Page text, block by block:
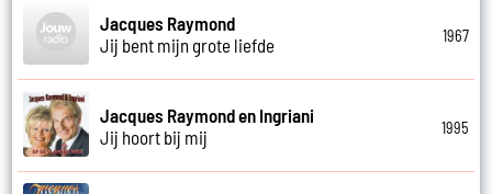
Jacques Raymond
Jij bent mijn grote liefde
1967
Jacques Raymond en Ingriani
Jij hoort bij mij
1995